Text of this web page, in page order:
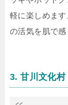
軽に楽しめま
の活気を肌で感
3. 甘川文化村